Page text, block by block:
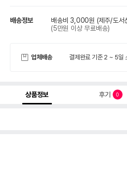
배송정보 배송비 3,000원 (제주/도서
(5만원 이상 무료배송)
업체배송 결제완료 기준 2 ~ 5일
상품정보 후기 0